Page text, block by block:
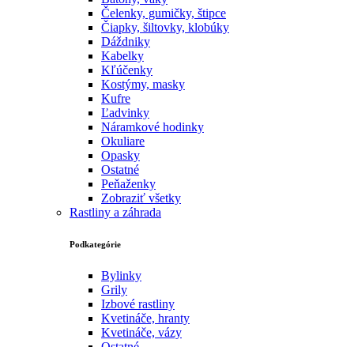
Čelenky, gumičky, štipce
Čiapky, šiltovky, klobúky
Dáždniky
Kabelky
Kľúčenky
Kostýmy, masky
Kufre
Ľadvinky
Náramkové hodinky
Okuliare
Opasky
Ostatné
Peňaženky
Zobraziť všetky
Rastliny a záhrada
Podkategórie
Bylinky
Grily
Izbové rastliny
Kvetináče, hranty
Kvetináče, vázy